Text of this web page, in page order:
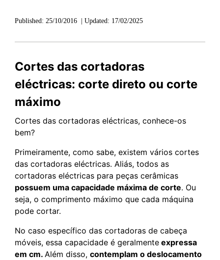
Published: 25/10/2016 Updated: 17/02/2025
Cortes das cortadoras
eléctricas: corte direto ou corte
máximo
Cortes das cortadoras eléctricas, conhece-os
bem?
Primeiramente, como sabe, existem vários cortes
das cortadoras eléctricas. Aliás, todos as
cortadoras eléctricas para peças cerâmicas
possuem uma capacidade máxima de corte. Ou
seja, o comprimento máximo que cada máquina
pode cortar.
No caso específico das cortadoras de cabeça
móveis, essa capacidade é geralmente expressa
em cm. Além disso, contemplam o deslocamento